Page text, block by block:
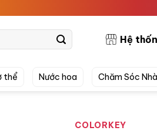
Hệ
thể Nước hoa Chăm Sóc
COLORKEY